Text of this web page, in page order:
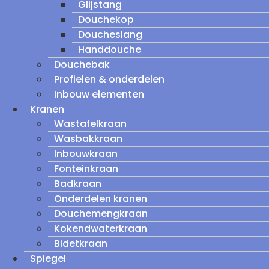
Glijstang
Douchekop
Doucheslang
Handdouche
Douchebak
Profielen & onderdelen
Inbouw elementen
Kranen
Wastafelkraan
Wasbakkraan
Inbouwkraan
Fonteinkraan
Badkraan
Onderdelen kranen
Douchemengkraan
Kokendwaterkraan
Bidetkraan
Spiegel